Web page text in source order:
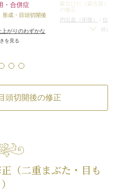
態に戻すことに
て行い、約
戻すことになり
しました。
目頭側の粘膜も
・合併症
形成・目頭切開後
上がりのわずかな
メトリーは不可）
を見る
蒙古ひだ（蒙古襞）
の修正
内出血（術後）
仕
左右差（完璧なシン
続き
頭切開後の修正
（二重まぶた・目も